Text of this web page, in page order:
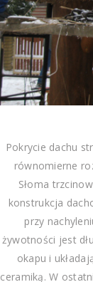
Pokrycie dachu
równomierne
Słoma
konstrukcja
przy
żywotności jest
okapu i
ceramiką. W